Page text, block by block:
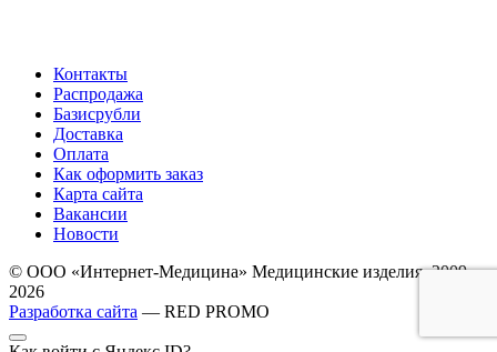
Контакты
Распродажа
Базисрубли
Доставка
Оплата
Как оформить заказ
Карта сайта
Вакансии
Новости
© ООО «Интернет-Медицина» Медицинские изделия, 2009-
2026
Разработка сайта — RED PROMO